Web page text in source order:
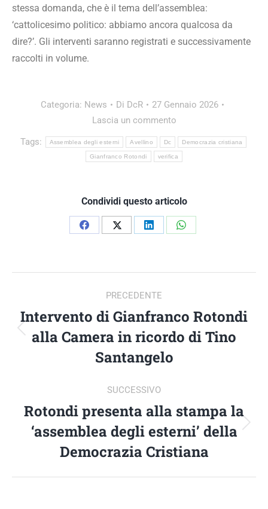
stessa domanda, che è il tema dell’assemblea:
‘cattolicesimo politico: abbiamo ancora qualcosa da
dire?’. Gli interventi saranno registrati e successivamente
raccolti in volume.
Categoria: News Di DcR
27 Gennaio 2026
Lascia un commento
Tags:
Assemblea degli esterni Avellino Dc Democrazia cristiana
Gianfranco Rotondi verifica
Condividi questo articolo
CondividiCondividiCondividiCondividi
NAVIGA
TRA
PRECEDENTE
Post
precedente:
Intervento di Gianfranco Rotondi
alla Camera in ricordo di Tino
Santangelo
SUCCESSIVO
Prossimo
post:
Rotondi presenta alla stampa la
‘assemblea degli esterni’ della
Democrazia Cristiana